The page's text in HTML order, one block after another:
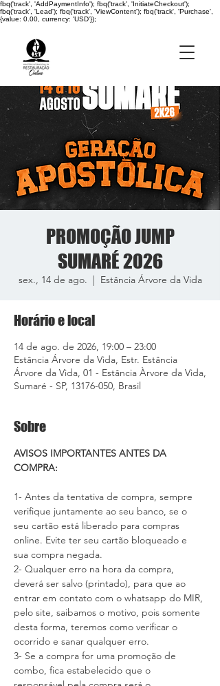
fbq('track', 'AddPaymentInfo'); fbq('track', 'InitiateCheckout');
fbq('track', 'Lead'); fbq('track', 'ViewContent'); fbq('track', 'Purchase',
{value: 0.00, currency: 'USD'});
PROMOÇÃO JUMP
SUMARÉ 2026
sex., 14 de ago.
  |
Estância Árvore da Vida
Horário e local
14 de ago. de 2026, 19:00 – 23:00
Estância Árvore da Vida, Estr. Estância
Árvore da Vida, 01 - Estância Àrvore da Vida,
Sumaré - SP, 13176-050, Brasil
Sobre
AVISOS IMPORTANTES ANTES DA
COMPRA:
1- Antes da tentativa de compra, sempre
verifique juntamente ao seu banco, se o
seu cartão está liberado para compras
online. Evite ter seu cartão bloqueado e
sua compra negada.
2- Qualquer erro na hora da compra,
deverá ser salvo (printado), para que ao
entrar em contato com o whatsapp do MIR,
pelo site, saibamos o motivo, pois somente
desta forma, teremos como verificar o
ocorrido e sanar qualquer erro.
3- Se a compra for uma promoção de
combo, fica estabelecido que o